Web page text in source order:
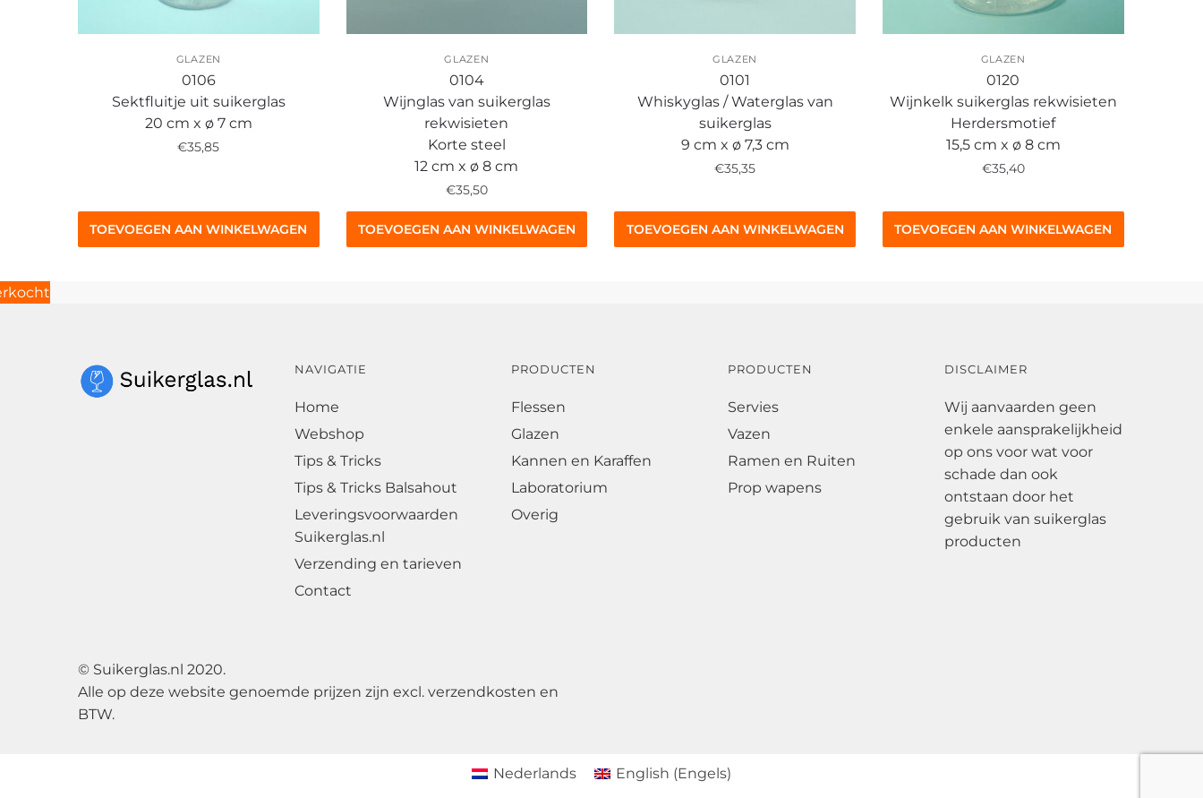
GLAZEN
0106
Sektfluitje uit suikerglas
20 cm x ø 7 cm
€35,85
TOEVOEGEN AAN WINKELWAGEN
GLAZEN
0104
Wijnglas van suikerglas
rekwisieten
Korte steel
12 cm x ø 8 cm
€35,50
TOEVOEGEN AAN WINKELWAGEN
GLAZEN
0101
Whiskyglas / Waterglas van
suikerglas
9 cm x ø 7,3 cm
€35,35
TOEVOEGEN AAN WINKELWAGEN
GLAZEN
0120
Wijnkelk suikerglas rekwisieten
Herdersmotief
15,5 cm x ø 8 cm
€35,40
TOEVOEGEN AAN WINKELWAGEN
NAVIGATIE
Home
Webshop
Tips & Tricks
Tips & Tricks Balsahout
Leveringsvoorwaarden
Suikerglas.nl
Verzending en tarieven
Contact
PRODUCTEN
Flessen
Glazen
Kannen en Karaffen
Laboratorium
Overig
PRODUCTEN
Servies
Vazen
Ramen en Ruiten
Prop wapens
DISCLAIMER
Wij aanvaarden geen
enkele aansprakelijkheid
op ons voor wat voor
schade dan ook
ontstaan door het
gebruik van suikerglas
producten
© Suikerglas.nl 2020.
Alle op deze website genoemde prijzen zijn excl. verzendkosten en
BTW.
Nederlands English (Engels)